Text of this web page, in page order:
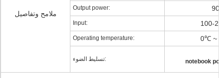
ملامح وتفاصيل
Output power:
Input: 100-
Operating temperature: 0℃ ~
تسليط الضوء: notebook